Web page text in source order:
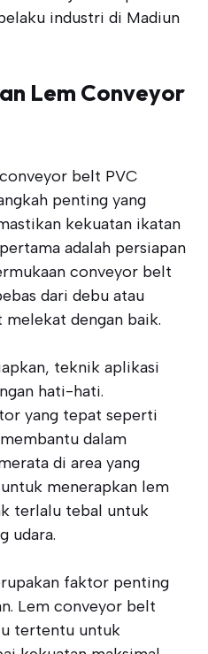
industri di Madiun
Lem Conveyor
belt PVC
penting yang
kekuatan ikatan
adalah persiapan
conveyor belt
dari debu atau
dengan baik.
teknik aplikasi
hati-hati.
yang tepat seperti
dalam
di area yang
menerapkan lem
terlalu tebal untuk
udara.
faktor penting
Lem conveyor belt
tertentu untuk